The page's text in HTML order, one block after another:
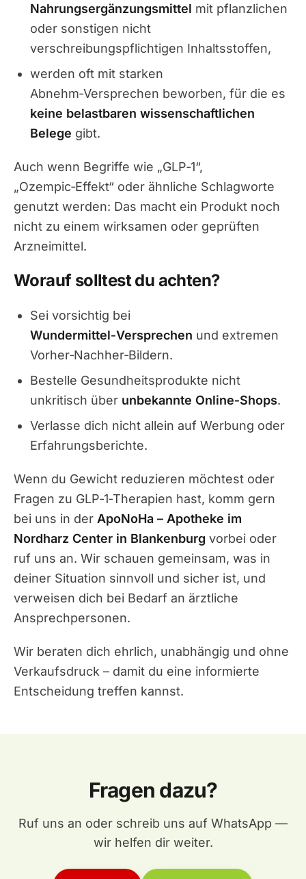
Nahrungsergänzungsmittel mit pflanzlichen
oder sonstigen nicht
verschreibungspflichtigen Inhaltsstoffen,
werden oft mit starken
Abnehm‑Versprechen beworben, für die es
keine belastbaren wissenschaftlichen
Belege gibt.
Auch wenn Begriffe wie „GLP‑1“,
„Ozempic‑Effekt“ oder ähnliche Schlagworte
genutzt werden: Das macht ein Produkt noch
nicht zu einem wirksamen oder geprüften
Arzneimittel.
Worauf solltest du achten?
Sei vorsichtig bei
Wundermittel‑Versprechen und extremen
Vorher‑Nachher‑Bildern.
Bestelle Gesundheitsprodukte nicht
unkritisch über unbekannte Online‑Shops.
Verlasse dich nicht allein auf Werbung oder
Erfahrungsberichte.
Wenn du Gewicht reduzieren möchtest oder
Fragen zu GLP‑1‑Therapien hast, komm gern
bei uns in der ApoNoHa – Apotheke im
Nordharz Center in Blankenburg vorbei oder
ruf uns an. Wir schauen gemeinsam, was in
deiner Situation sinnvoll und sicher ist, und
verweisen dich bei Bedarf an ärztliche
Ansprechpersonen.
Wir beraten dich ehrlich, unabhängig und ohne
Verkaufsdruck – damit du eine informierte
Entscheidung treffen kannst.
Fragen dazu?
Ruf uns an oder schreib uns auf WhatsApp —
wir helfen dir weiter.